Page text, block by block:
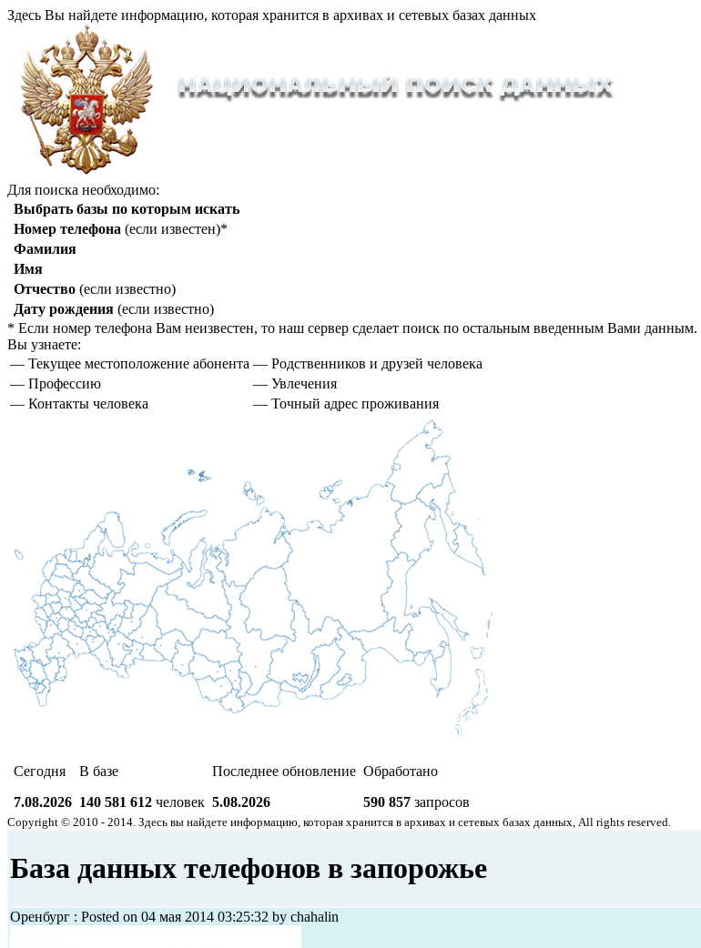
Здесь Вы найдете информацию, которая хранится в архивах и сетевых базах данных
Для поиска необходимо:
Выбрать базы по которым искать
Номер телефона (если известен)*
Фамилия
Имя
Отчество (если известно)
Дату рождения (если известно)
* Если номер телефона Вам неизвестен, то наш сервер сделает поиск по остальным введенным Вами данным.
Вы узнаете:
— Текущее местоположение абонента — Родственников и друзей человека
— Профессию
— Увлечения
— Контакты человека
— Точный адрес проживания
Сегодня
7.08.2026
В базе
140 581 612 человек
Последнее обновление
5.08.2026
Обработано
590 857 запросов
Copyright © 2010 - 2014. Здесь вы найдете информацию, которая хранится в архивах и сетевых базах данных, All rights reserved.
База данных телефонов в запорожье
Оренбург : Posted on 04 мая 2014 03:25:32 by chahalin